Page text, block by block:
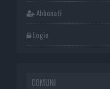
Abbonati
Login
COMUNI